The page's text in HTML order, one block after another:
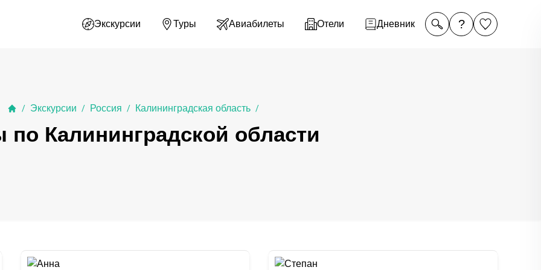
Экскурсии Туры Авиабилеты Отели Дневник ?
/ Экскурсии / Россия / Калинин­град­ская область /
по Калининградской области